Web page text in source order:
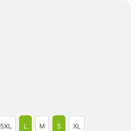
5XL L M S XL